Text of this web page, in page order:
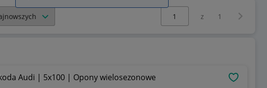
Wybierz stronę:
z 1
Audi | 5x100 | Opony wielosezonowe